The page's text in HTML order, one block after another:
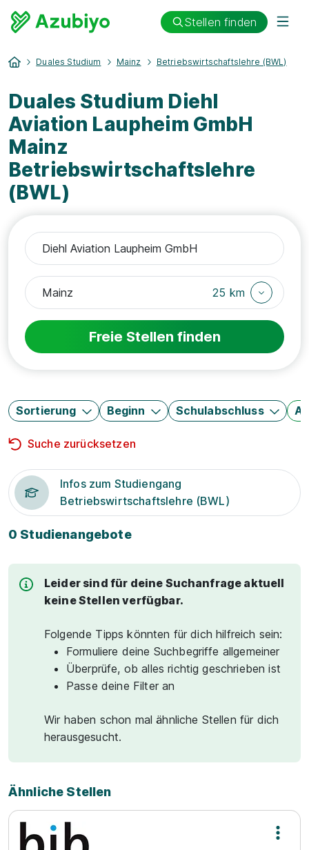
Stellen finden
Duales Studium Mainz Betriebswirtschaftslehre (BWL)
Duales Studium Diehl
Aviation Laupheim GmbH
Mainz
Betriebswirtschaftslehre
(BWL)
25 km
Freie Stellen finden
Sortierung Beginn Schulabschluss
Suche zurücksetzen
Infos zum Studiengang
Betriebswirtschaftslehre (BWL)
0 Studienangebote
Leider sind für deine Suchanfrage aktuell
keine Stellen verfügbar.
Folgende Tipps könnten für dich hilfreich sein:
Formuliere deine Suchbegriffe allgemeiner
Überprüfe, ob alles richtig geschrieben ist
Passe deine Filter an
Wir haben schon mal ähnliche Stellen für dich
herausgesucht.
Ähnliche Stellen